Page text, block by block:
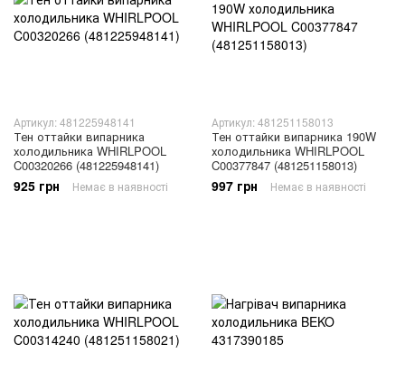
Артикул: 481225948141
Тен оттайки випарника
холодильника WHIRLPOOL
C00320266 (481225948141)
925 грн Немає в наявності
Артикул: 481251158013
Тен оттайки випарника 190W
холодильника WHIRLPOOL
C00377847 (481251158013)
997 грн Немає в наявності